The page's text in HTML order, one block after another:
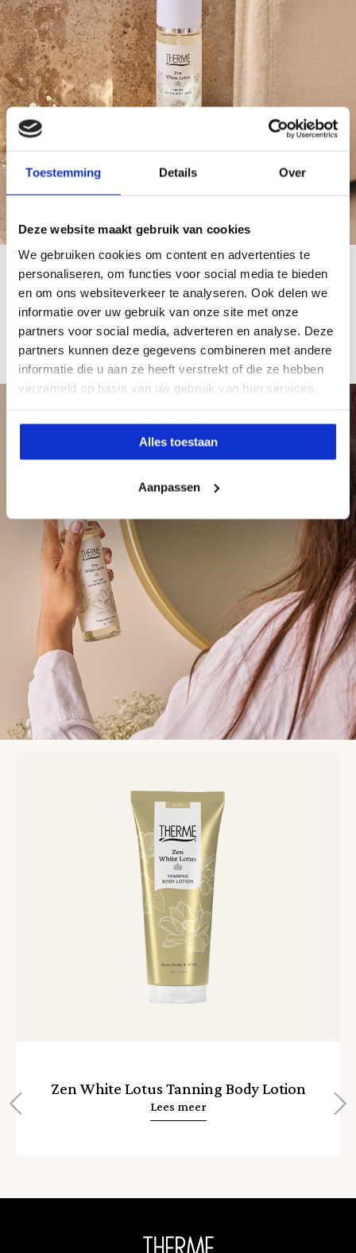
Toestemming Details Over
Deze website maakt gebruik van cookies
We gebruiken cookies om content en advertenties te
personaliseren, om functies voor social media te bieden
en om ons websiteverkeer te analyseren. Ook delen we
informatie over uw gebruik van onze site met onze
partners voor social media, adverteren en analyse. Deze
partners kunnen deze gegevens combineren met andere
informatie die u aan ze heeft verstrekt of die ze hebben
verzameld op basis van uw gebruik van hun services.
Privacy
Alles toestaan
Aanpassen
Gebruikswijze
Spray de mist over haar en huid en parfumeer jezelf
van top tot teen. Neem de mist mee in je tas om de
geur gedurende de dag op te frissen.
Zen White Lotus Tanning Body Lotion
Lees meer
Home